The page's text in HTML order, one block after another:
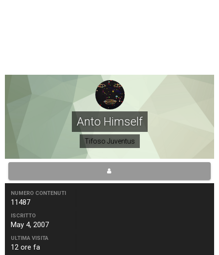
Anto Himself
Tifoso Juventus
NUMERO CONTENUTI
11487
ISCRITTO
May 4, 2007
ULTIMA VISITA
12 ore fa